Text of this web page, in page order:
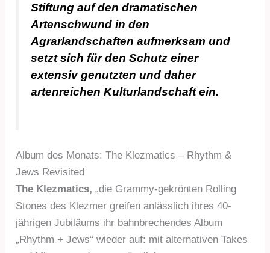
Stiftung auf den dramatischen
Artenschwund in den
Agrarlandschaften aufmerksam und
setzt sich für den Schutz einer
extensiv genutzten und daher
artenreichen Kulturlandschaft ein.
Album des Monats: The Klezmatics – Rhythm &
Jews Revisited
The Klezmatics, „die Grammy-gekrönten Rolling
Stones des Klezmer greifen anlässlich ihres 40-
jährigen Jubiläums ihr bahnbrechendes Album
„Rhythm + Jews“ wieder auf: mit alternativen Takes